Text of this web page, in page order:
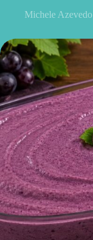
Michele Azevedo